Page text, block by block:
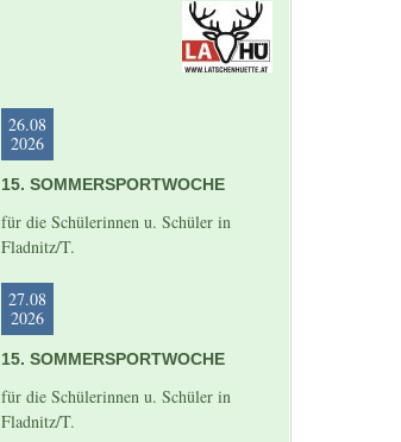
26.08
2026
15. SOMMERSPORTWOCHE
für die Schülerinnen u. Schüler in
Fladnitz/T.
27.08
2026
15. SOMMERSPORTWOCHE
für die Schülerinnen u. Schüler in
Fladnitz/T.